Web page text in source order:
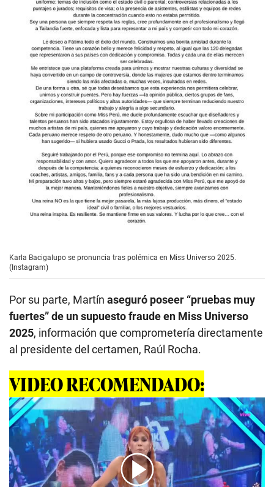
Karla Bacigalupo se pronuncia tras polémica en Miss Universo 2025.
(Instagram)
Por su parte, Martín aseguró poseer “pruebas muy
fuertes” de un supuesto fraude en Miss Universo
2025, información que comprometería directamente
al presidente del certamen, Raúl Rocha.
VIDEO RECOMENDADO: